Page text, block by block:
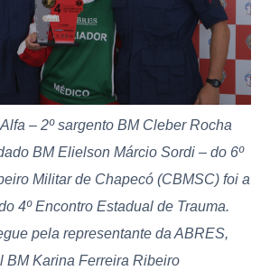
– 2º sargento BM Cleber Rocha
BM Elielson Márcio Sordi – do 6º
Militar de Chapecó (CBMSC) foi a
4º Encontro Estadual de Trauma.
pela representante da ABRES,
BM Karina Ferreira Ribeiro